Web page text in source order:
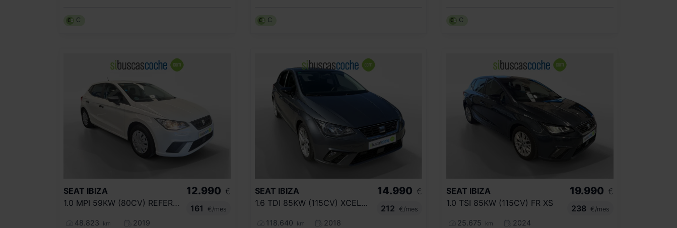
C C C
SEAT IBIZA
1.0 MPI 59KW (80CV) REFERENCE
48.823 km
2019
12.990 €
161
€/mes
SEAT IBIZA
1.6 TDI 85KW (115CV) XCELLENCE
118.640 km
2018
14.990 €
212
€/mes
SEAT IBIZA
1.0 TSI 85KW (115CV) FR XS
25.675 km
2024
19.990 €
238
€/mes